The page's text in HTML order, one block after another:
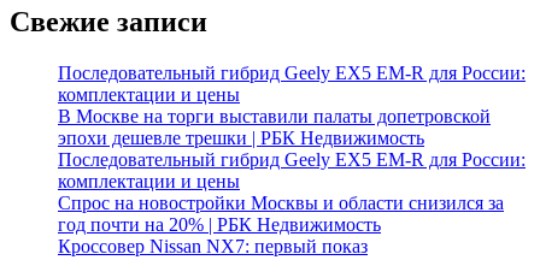
Свежие записи
Последовательный гибрид Geely EX5 EM-R для России:
комплектации и цены
В Москве на торги выставили палаты допетровской
эпохи дешевле трешки | РБК Недвижимость
Последовательный гибрид Geely EX5 EM-R для России:
комплектации и цены
Спрос на новостройки Москвы и области снизился за
год почти на 20% | РБК Недвижимость
Кроссовер Nissan NX7: первый показ